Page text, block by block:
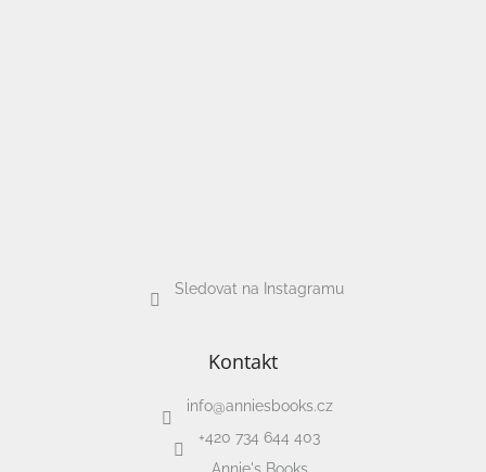
Sledovat na Instagramu
Kontakt
info@anniesbooks.cz
+420 734 644 403
Annie's Books